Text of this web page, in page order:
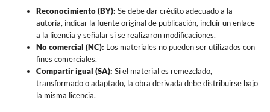
Reconocimiento (BY): Se debe dar crédito adecuado a la
autoría, indicar la fuente original de publicación, incluir un enlace
a la licencia y señalar si se realizaron modificaciones.
No comercial (NC): Los materiales no pueden ser utilizados con
fines comerciales.
Compartir igual (SA): Si el material es remezclado,
transformado o adaptado, la obra derivada debe distribuirse bajo
la misma licencia.